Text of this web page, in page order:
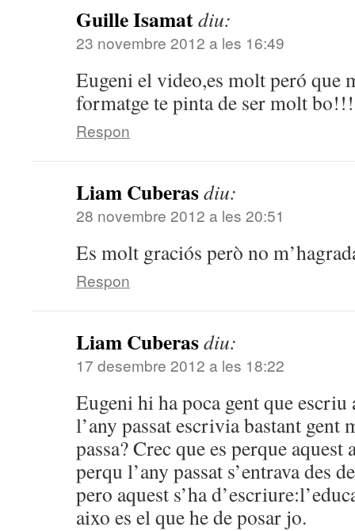
Guille Isamatdiu:
23 novembre 2012 a les 16:49
Eugeni el video,es molt peró que
formatge te pinta de ser molt
Respon
Liam Cuberasdiu:
28 novembre 2012 a les 20:51
Es molt graciós però no
Respon
Liam Cuberasdiu:
17 desembre 2012 a les 18:22
Eugeni hi ha poca gent que
l’any passat escrivia bastant gent
passa? Crec que es perque
perqu l’any passat s’entrava des
pero aquest s’ha
aixo es el que he de posar jo.